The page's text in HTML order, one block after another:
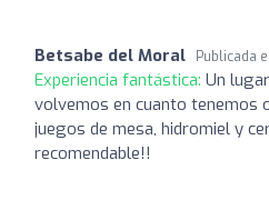
Betsabe del Moral Publicada
Experiencia fantástica: Un
volvemos en cuanto tenemos
juegos de mesa, hidromiel y
recomendable!!